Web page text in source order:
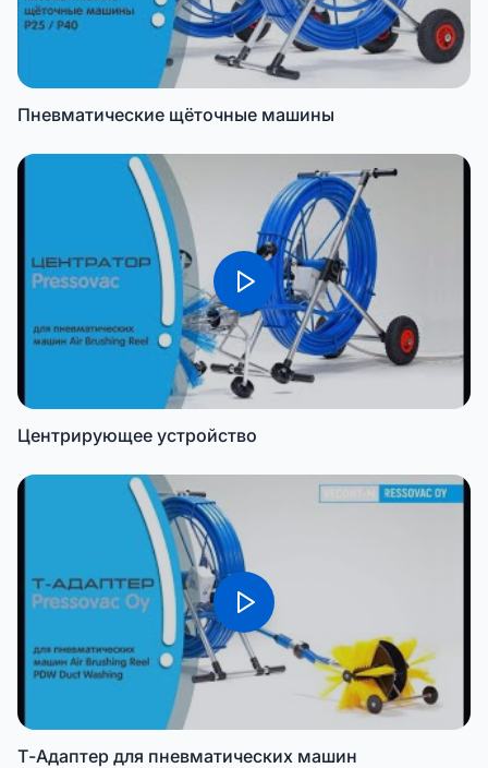
Пневматические щёточные машины
Центрирующее устройство
Т-Адаптер для пневматических машин